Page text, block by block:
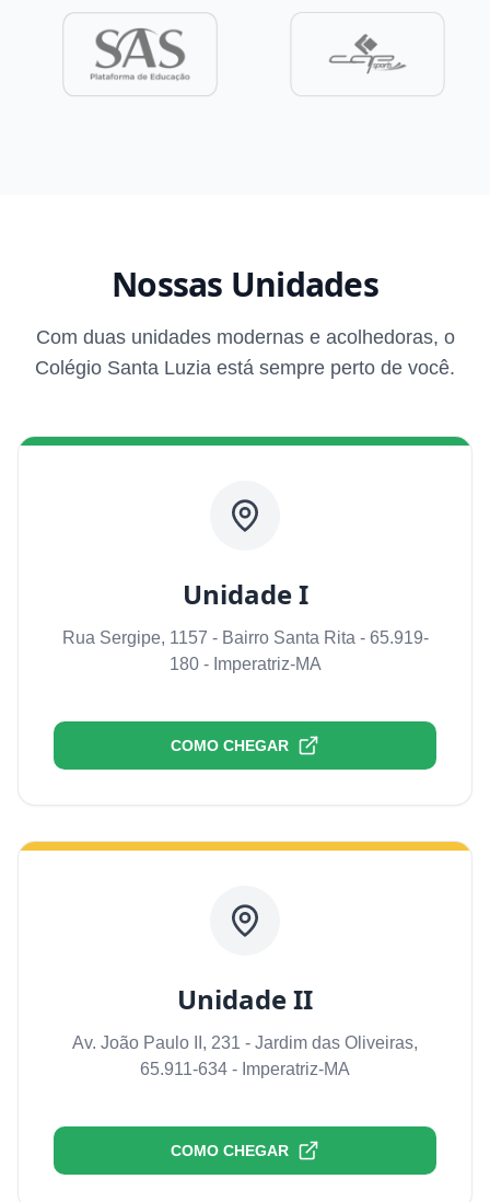
Nossas Unidades
Com duas unidades modernas e acolhedoras, o
Colégio Santa Luzia está sempre perto de você.
Unidade I
Rua Sergipe, 1157 - Bairro Santa Rita - 65.919-
180 - Imperatriz-MA
COMO CHEGAR
Unidade II
Av. João Paulo II, 231 - Jardim das Oliveiras,
65.911-634 - Imperatriz-MA
COMO CHEGAR